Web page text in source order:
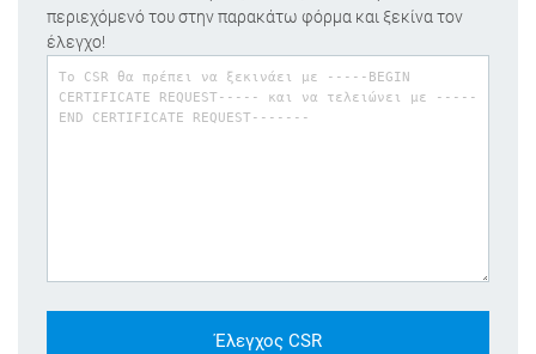
περιεχόμενό του στην παρακάτω φόρμα και ξεκίνα τον
έλεγχο!
Έλεγχος CSR